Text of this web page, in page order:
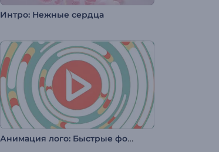
Интро: Нежные сердца
Анимация лого: Быстрые формы